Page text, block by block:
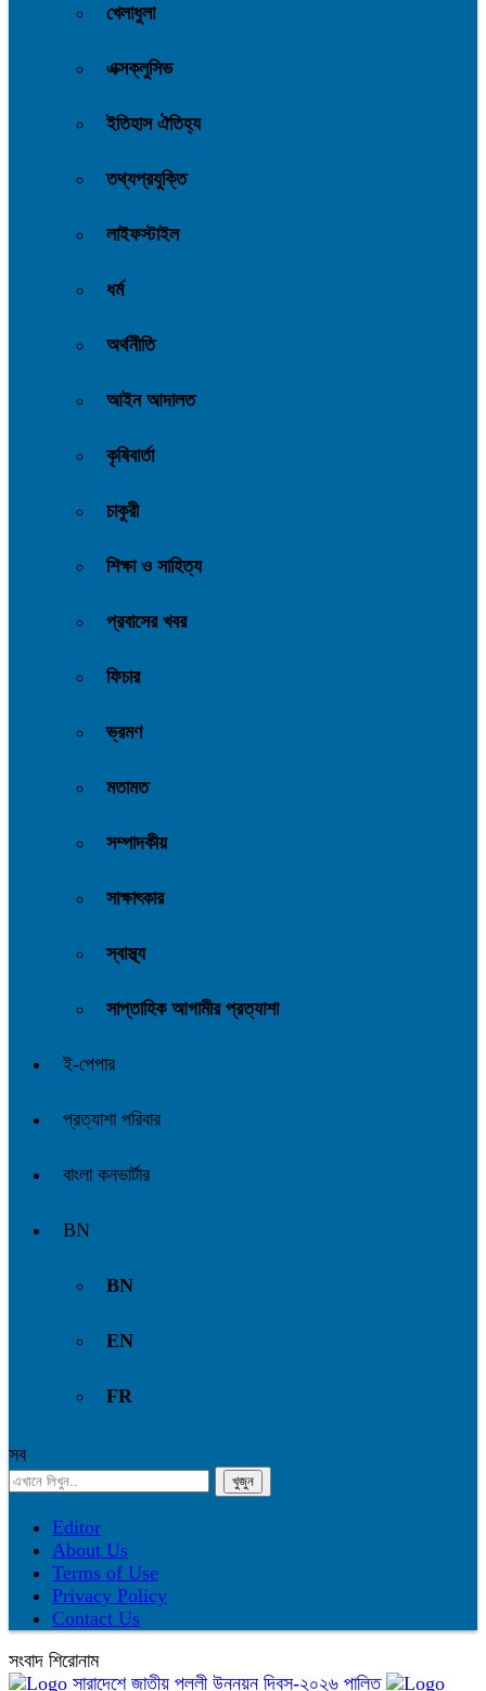
খেলাধুলা
এক্সক্লুসিভ
ইতিহাস ঐতিহ্য
তথ্যপ্রযুক্তি
লাইফস্টাইল
ধর্ম
অর্থনীতি
আইন আদালত
কৃষিবার্তা
চাকুরী
শিক্ষা ও সাহিত্য
প্রবাসের খবর
ফিচার
ভ্রমণ
মতামত
সম্পাদকীয়
সাক্ষাৎকার
স্বাস্থ্য
সাপ্তাহিক আগামীর প্রত্যাশা
ই-পেপার
প্রত্যাশা পরিবার
বাংলা কনভার্টার
BN
BN
EN
FR
সব
Editor
About Us
Terms of Use
Privacy Policy
Contact Us
সংবাদ শিরোনাম
সারাদেশে জাতীয় পল্লী উন্নয়ন দিবস-২০২৬ পালিত